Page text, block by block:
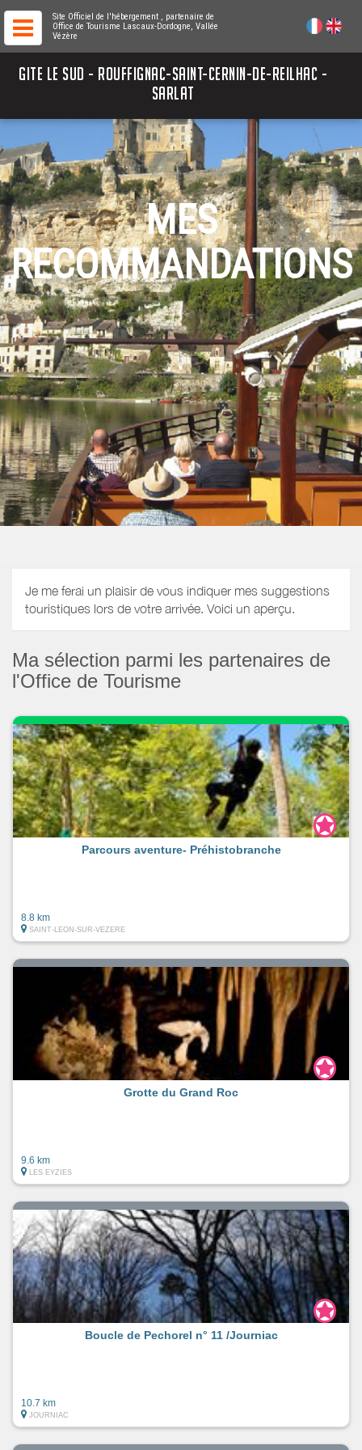
Site Officiel de l'hébergement , partenaire de
Office de Tourisme Lascaux-Dordogne, Vallée
Vézère
GITE LE SUD - ROUFFIGNAC-SAINT-CERNIN-DE-REILHAC -
SARLAT
MES
RECOMMANDATIONS
Je me ferai un plaisir de vous indiquer mes suggestions
touristiques lors de votre arrivée. Voici un aperçu.
Ma sélection parmi les partenaires de
l'Office de Tourisme
Parcours aventure- Préhistobranche
8.8 km
SAINT-LEON-SUR-VEZERE
Grotte du Grand Roc
9.6 km
LES EYZIES
Boucle de Pechorel n° 11 /Journiac
10.7 km
JOURNIAC